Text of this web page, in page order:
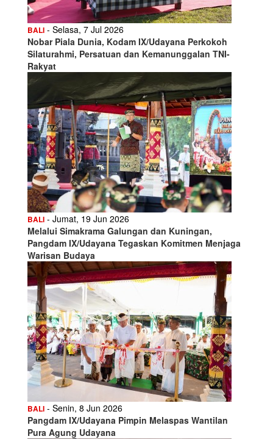
BALI - Selasa, 7 Jul 2026
Nobar Piala Dunia, Kodam IX/Udayana Perkokoh
Silaturahmi, Persatuan dan Kemanunggalan TNI-
Rakyat
BALI - Jumat, 19 Jun 2026
Melalui Simakrama Galungan dan Kuningan,
Pangdam IX/Udayana Tegaskan Komitmen Menjaga
Warisan Budaya
BALI - Senin, 8 Jun 2026
Pangdam IX/Udayana Pimpin Melaspas Wantilan
Pura Agung Udayana